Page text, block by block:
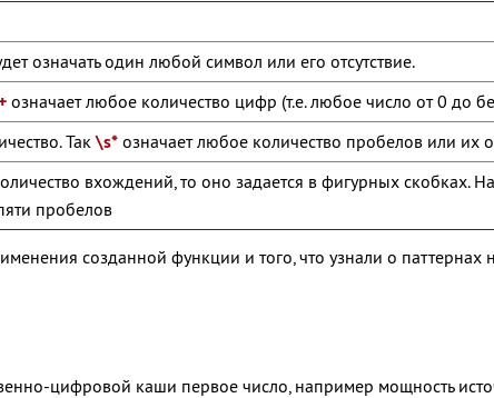
означать один любой символ или его отсутствие.
означает любое количество цифр (т.е. любое число от 0 до
Так\s*означает любое количество пробелов или их
вхождений, то оно задается в фигурных скобках.
пробелов
созданной функции и того, что узнали о паттернах
цифровой каши первое число, например мощность